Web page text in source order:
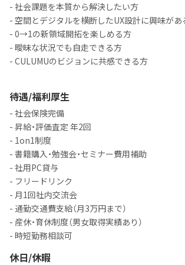
- 社会課題を本質から解決したい方
- 空間とデジタルを横断したUX設計に興味があ
- 0→1の新領域開拓を楽しめる方
- 曖昧な状況でも自走できる方
- CULUMUのビジョンに共感できる方
待遇/福利厚生
- 社会保険完備
- 昇給・評価査定 年2回
- 1on1制度
- 書籍購入・勉強会・セミナー費用補助
- 社用PC貸与
- フリードリンク
- 月1回社内交流会
- 通勤交通費支給（月3万円まで）
- 産休・育休制度（男女取得実績あり）
- 時短勤務相談可
休日/休暇